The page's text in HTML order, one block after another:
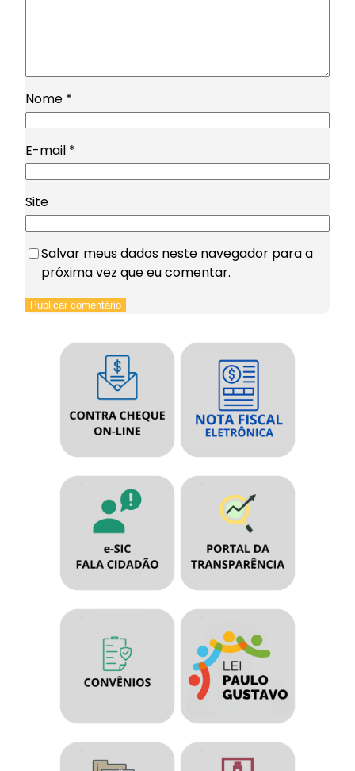
Nome *
E-mail *
Site
Salvar meus dados neste navegador para a
próxima vez que eu comentar.